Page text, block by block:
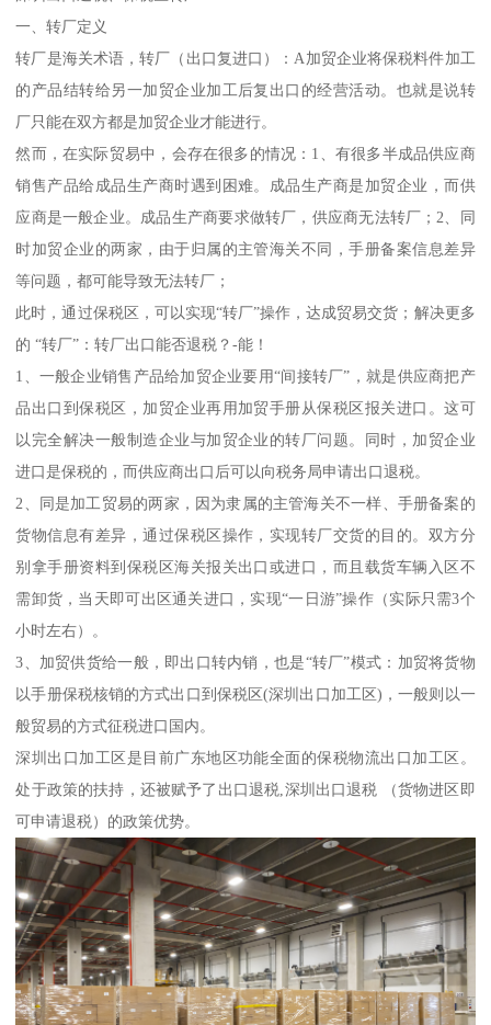
一、转厂定义
转厂是海关术语，转厂（出口复进口）：A加贸企业将保税料件加工
的产品结转给另一加贸企业加工后复出口的经营活动。也就是说转
厂只能在双方都是加贸企业才能进行。
然而，在实际贸易中，会存在很多的情况：1、有很多半成品供应商
销售产品给成品生产商时遇到困难。成品生产商是加贸企业，而供
应商是一般企业。成品生产商要求做转厂，供应商无法转厂；2、同
时加贸企业的两家，由于归属的主管海关不同，手册备案信息差异
等问题，都可能导致无法转厂；
此时，通过保税区，可以实现“转厂”操作，达成贸易交货；解决更多
的 “转厂”：转厂出口能否退税？-能！
1、一般企业销售产品给加贸企业要用“间接转厂”，就是供应商把产
品出口到保税区，加贸企业再用加贸手册从保税区报关进口。这可
以完全解决一般制造企业与加贸企业的转厂问题。同时，加贸企业
进口是保税的，而供应商出口后可以向税务局申请出口退税。
2、同是加工贸易的两家，因为隶属的主管海关不一样、手册备案的
货物信息有差异，通过保税区操作，实现转厂交货的目的。双方分
别拿手册资料到保税区海关报关出口或进口，而且载货车辆入区不
需卸货，当天即可出区通关进口，实现“一日游”操作（实际只需3个
小时左右）。
3、加贸供货给一般，即出口转内销，也是“转厂”模式：加贸将货物
以手册保税核销的方式出口到保税区(深圳出口加工区)，一般则以一
般贸易的方式征税进口国内。
深圳出口加工区是目前广东地区功能全面的保税物流出口加工区。
处于政策的扶持，还被赋予了出口退税,深圳出口退税 （货物进区即
可申请退税）的政策优势。